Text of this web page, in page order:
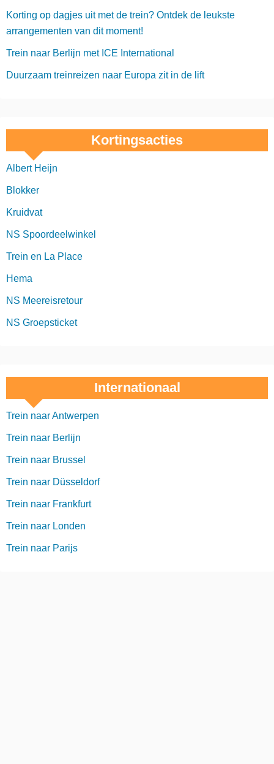
Korting op dagjes uit met de trein? Ontdek de leukste
arrangementen van dit moment!
Trein naar Berlijn met ICE International
Duurzaam treinreizen naar Europa zit in de lift
Kortingsacties
Albert Heijn
Blokker
Kruidvat
NS Spoordeelwinkel
Trein en La Place
Hema
NS Meereisretour
NS Groepsticket
Internationaal
Trein naar Antwerpen
Trein naar Berlijn
Trein naar Brussel
Trein naar Düsseldorf
Trein naar Frankfurt
Trein naar Londen
Trein naar Parijs